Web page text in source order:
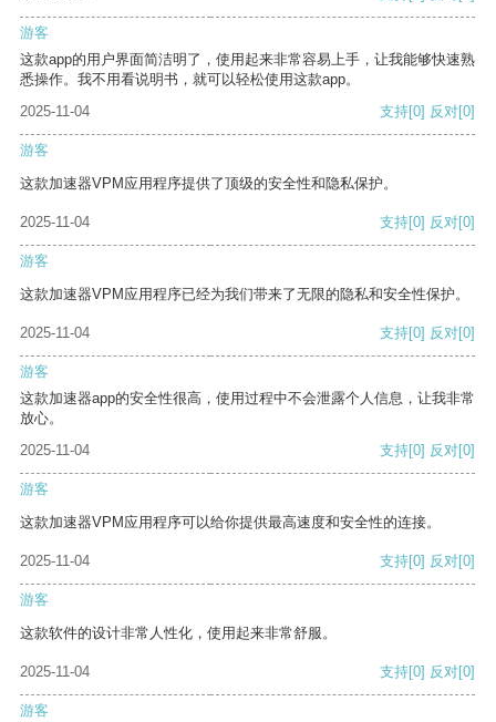
游客
这款app的用户界面简洁明了，使用起来非常容易上手，让我能够快速熟
悉操作。我不用看说明书，就可以轻松使用这款app。
2025-11-04
支持[0] 反对[0]
游客
这款加速器VPM应用程序提供了顶级的安全性和隐私保护。
2025-11-04 支持[0] 反对[0]
游客
这款加速器VPM应用程序已经为我们带来了无限的隐私和安全性保护。
2025-11-04 支持[0] 反对[0]
游客
这款加速器app的安全性很高，使用过程中不会泄露个人信息，让我非常
放心。
2025-11-04
支持[0] 反对[0]
游客
这款加速器VPM应用程序可以给你提供最高速度和安全性的连接。
2025-11-04 支持[0] 反对[0]
游客
这款软件的设计非常人性化，使用起来非常舒服。
2025-11-04 支持[0] 反对[0]
游客